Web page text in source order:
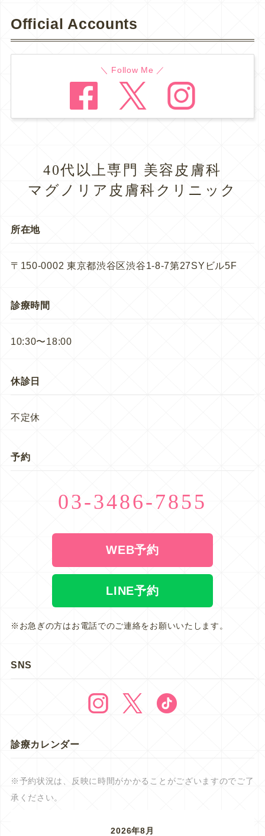
Official Accounts
＼ Follow Me ／
40代以上専門 美容皮膚科
マグノリア皮膚科クリニック
所在地
〒150-0002 東京都渋谷区渋谷1-8-7第27SYビル5F
診療時間
10:30〜18:00
休診日
不定休
予約
03-3486-7855
WEB予約
LINE予約
※お急ぎの方はお電話でのご連絡をお願いいたします。
SNS
診療カレンダー
※予約状況は、反映に時間がかかることがございますのでご了
承ください。
2026年8月